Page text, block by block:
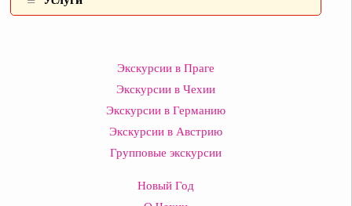
Экскурсии в Праге
Экскурсии в Чехии
Экскурсии в Германию
Экскурсии в Австрию
Групповые экскурсии
Новый Год